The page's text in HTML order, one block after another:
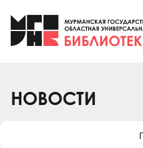
Клуб «Гиря и
Клуб «Семейный
Коллегам
НОВОСТИ